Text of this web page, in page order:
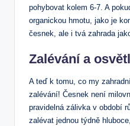
pohybovat⁤ kolem 6-7.​ A
organickou hmotu, jako je
česnek, ale i ⁤tvá​ zahrada
Zalévání a​
A ⁣teď k tomu, co my
zalévání! Česnek není
pravidelná​ zálivka v období
zalévat jednou týdně